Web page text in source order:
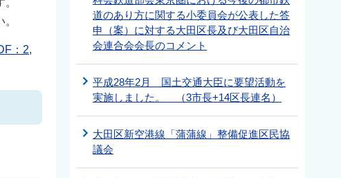
：2,
道のあり方に関する小委員会が公表した答
申（案）に対する大田区長及び大田区自治
会連合会会長のコメント
平成28年2月 国土交通大臣に要望活動を
実施しました。 （3市長+14区長連名）
大田区新空港線「蒲蒲線」整備促進区民協
議会